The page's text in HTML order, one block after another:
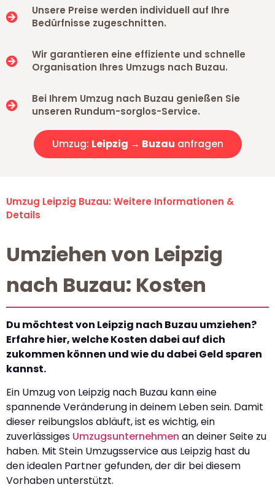
Unsere Preise werden individuell auf Ihre
Bedürfnisse zugeschnitten.
Wir garantieren eine effiziente und schnelle
Organisation Ihres Umzugs nach Buzau.
Bei Ihrem Umzug nach Buzau genießen Sie
unseren Rundum-sorglos-Service.
Umzug: Leipzig → Buzau anfragen
Umzug Leipzig Buzau: Weitere Informationen &
Details
Umziehen von Leipzig
nach Buzau: Kosten
Du möchtest von Leipzig nach Buzau umziehen?
Erfahre hier, welche Kosten dabei auf dich
zukommen können und wie du dabei Geld sparen
kannst.
Ein Umzug von Leipzig nach Buzau kann eine
spannende Veränderung in deinem Leben sein. Damit
dieser reibungslos abläuft, ist es wichtig, ein
zuverlässiges Umzugsunternehmen an deiner Seite zu
haben. Mit Stein Umzugsservice aus Leipzig hast du
den idealen Partner gefunden, der dir bei diesem
Vorhaben unterstützt.